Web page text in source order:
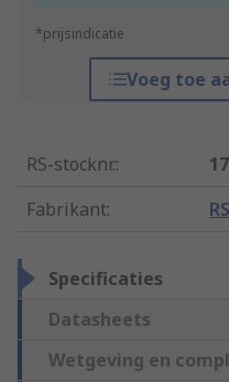
*prijsindicatie
Voeg toe
RS-stocknr.:
Fabrikant:
Specificaties
Datasheets
Wetgeving en